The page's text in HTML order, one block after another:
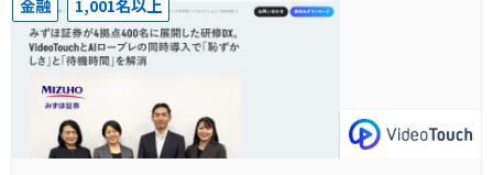
金融 1,001名以上